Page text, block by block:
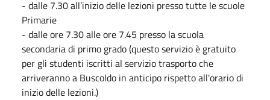
- dalle 7.30 all’inizio delle lezioni presso tutte le scuole
Primarie
- dalle ore 7.30 alle ore 7.45 presso la scuola
secondaria di primo grado (questo servizio è gratuito
per gli studenti iscritti al servizio trasporto che
arriveranno a Buscoldo in anticipo rispetto all'orario di
inizio delle lezioni.)